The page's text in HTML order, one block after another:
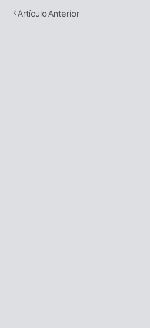
Artículo Anterior